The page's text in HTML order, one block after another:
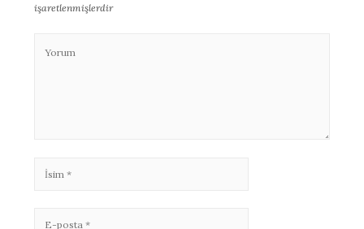
işaretlenmişlerdir